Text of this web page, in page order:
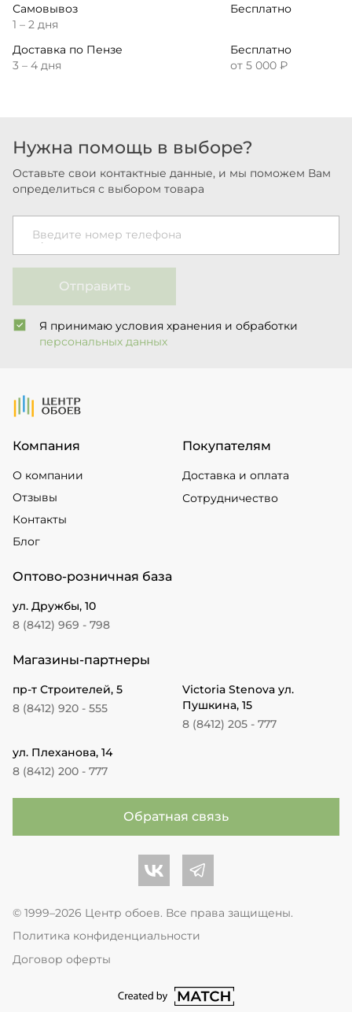
Самовывоз
1 – 2 дня
Бесплатно
Доставка по Пензе
3 – 4 дня
Бесплатно
от 5 000 ₽
Нужна помощь в выборе?
Оставьте свои контактные данные, и мы поможем Вам
определиться с выбором товара
Введите номер телефона
Отправить
Я принимаю условия хранения и обработки
персональных данных
На Главную
Компания
О компании
Отзывы
Контакты
Блог
Покупателям
Доставка и оплата
Сотрудничество
Оптово-розничная база
ул. Дружбы, 10
8 (8412) 969 - 798
Магазины-партнеры
пр-т Строителей, 5
8 (8412) 920 - 555
Victoria Stenova ул.
Пушкина, 15
8 (8412) 205 - 777
ул. Плеханова, 14
8 (8412) 200 - 777
Обратная связь
Центр обоев во Вконтакте
Центр обоев в Телеграме
© 1999–2026 Центр обоев. Все права защищены.
Политика конфиденциальности
Договор оферты
перейти на сайт студии Match